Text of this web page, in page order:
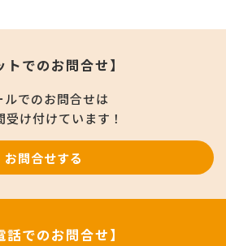
トでのお問合せ】
ルでのお問合せは
受け付けています！
お問合せする
話でのお問合せ】